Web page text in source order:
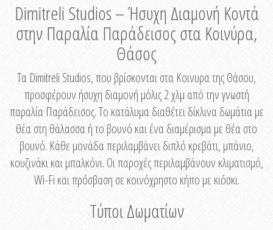
Dimitreli Studios – Ήσυχη Διαμονή Κοντά
στην Παραλία Παράδεισος στα Κοινύρα,
Θάσος
Τα Dimitreli Studios, που βρίσκονται στα Κοινυρα της Θάσου,
προσφέρουν ήσυχη διαμονή μόλις 2 χλμ από την γνωστή
παραλία Παράδεισος. Το κατάλυμα διαθέτει δίκλινα δωμάτια με
θέα στη θάλασσα ή το βουνό και ένα διαμέρισμα με θέα στο
βουνό. Κάθε μονάδα περιλαμβάνει διπλό κρεβάτι, μπάνιο,
κουζινάκι και μπαλκόνι. Οι παροχές περιλαμβάνουν κλιματισμό,
Wi-Fi και πρόσβαση σε κοινόχρηστο κήπο με κιόσκι.
Τύποι Δωματίων